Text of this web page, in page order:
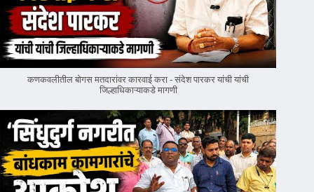
कणकवलीतील बोगस मतदारांवर‌ कारवाई करा - संदेश पारकर यांची यांची
जिल्हाधिकाऱ्याकडे मागणी